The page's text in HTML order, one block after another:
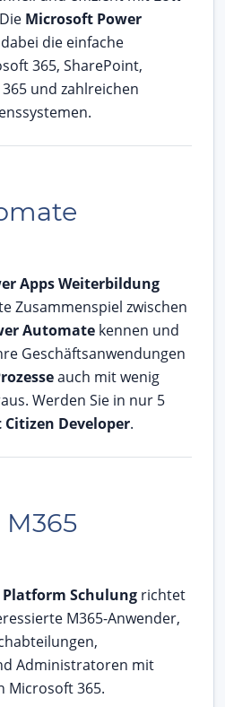
Microsoft Power
die einfache
365, SharePoint,
und zahlreichen
Apps Weiterbildung
Zusammenspiel zwischen
Automate kennen und
Geschäftsanwendungen
auch mit wenig
Werden Sie in nur 5
Developer.
Schulung richtet
M365-Anwender,
Administratoren mit
Microsoft 365.